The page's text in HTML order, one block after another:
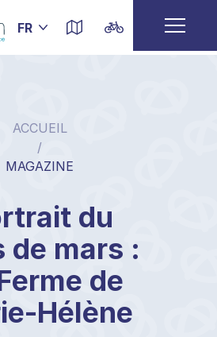
ACCUEIL
/
MAGAZINE
du
de mars :
de
Hélène